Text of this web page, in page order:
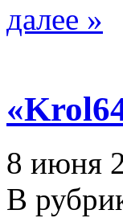
далее »
8 июня
В